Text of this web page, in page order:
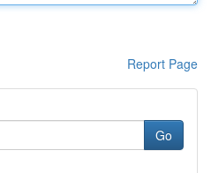
Report Page
Go